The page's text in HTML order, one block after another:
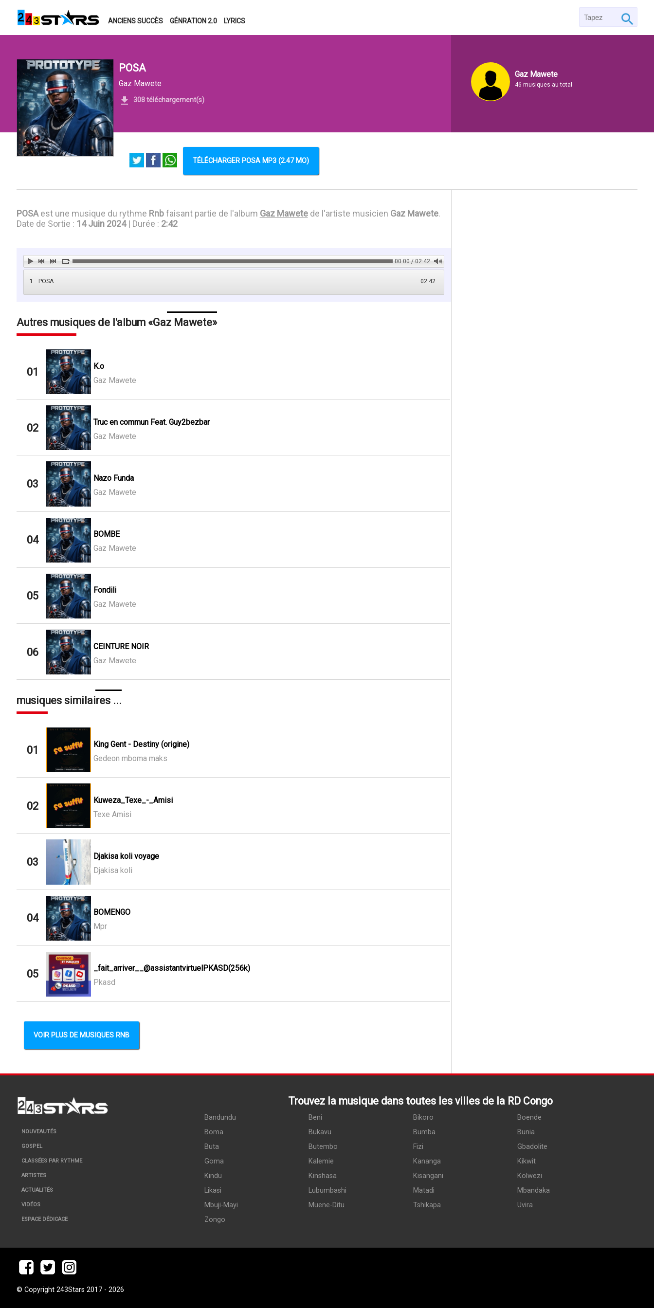
ANCIENS SUCCÈS GÉNRATION 2.0 LYRICS
POSA
Gaz Mawete
308 téléchargement(s)
Gaz Mawete
46 musiques au total
TÉLÉCHARGER POSA MP3 (2.47 MO)
POSAest une musique du rythme Rnbfaisant partie de l'album Gaz Mawetede l'artiste musicien Gaz Mawete.
Date de Sortie : 14 Juin 2024| Durée : 2:42
00:00 / 02:42
1 02:42
POSA
Autres musiques de l'album Gaz Mawete
01
K.o
Gaz Mawete
02
Truc en commun Feat. Guy2bezbar
Gaz Mawete
03
Nazo Funda
Gaz Mawete
04
BOMBE
Gaz Mawete
05
Fondili
Gaz Mawete
06
CEINTURE NOIR
Gaz Mawete
musiques similaires ...
01
King Gent - Destiny (origine)
Gedeon mboma maks
02
Kuweza_Texe_-_Amisi
Texe Amisi
03
Djakisa koli voyage
Djakisa koli
04
BOMENGO
Mpr
05
_fait_arriver__@assistantvirtuelPKASD(256k)
Pkasd
VOIR PLUS DE MUSIQUES RNB
NOUVEAUTÉS
GOSPEL
CLASSÉES PAR RYTHME
ARTISTES
ACTUALITÉS
VIDÉOS
ESPACE DÉDICACE
Trouvez la musique dans toutes les villes de la RD Congo
Bandundu Beni Bikoro
Boende
Boma
Bukavu Bumba
Bunia
Buta
Butembo Fizi
Gbadolite
Goma
Kalemie Kananga
Kikwit
Kindu
Kinshasa Kisangani
Kolwezi
Likasi
Lubumbashi Matadi
Mbandaka
Mbuji-Mayi
Muene-Ditu Tshikapa
Uvira
Zongo
© Copyright 243Stars 2017 - 2026